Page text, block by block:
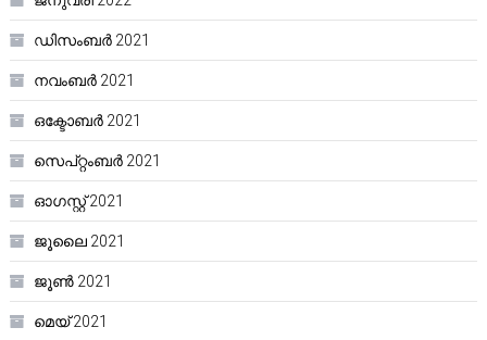
ഡിസംബർ 2021
നവംബർ 2021
ഒക്ടോബർ 2021
സെപ്റ്റംബർ 2021
ഓഗസ്റ്റ്‌ 2021
ജൂലൈ 2021
ജൂൺ 2021
മെയ്‌ 2021